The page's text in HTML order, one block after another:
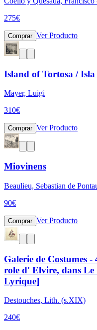
275€
Comprar Ver Producto
Island of Tortosa /
Mayer, Luigi
310€
Comprar Ver Producto
Miovinens
Beaulieu, Sebastian de
90€
Comprar Ver Producto
Galerie de Costumes
role d' Elvire, dans Le
Lyrique]
Destouches, Lith. (s.XIX)
240€